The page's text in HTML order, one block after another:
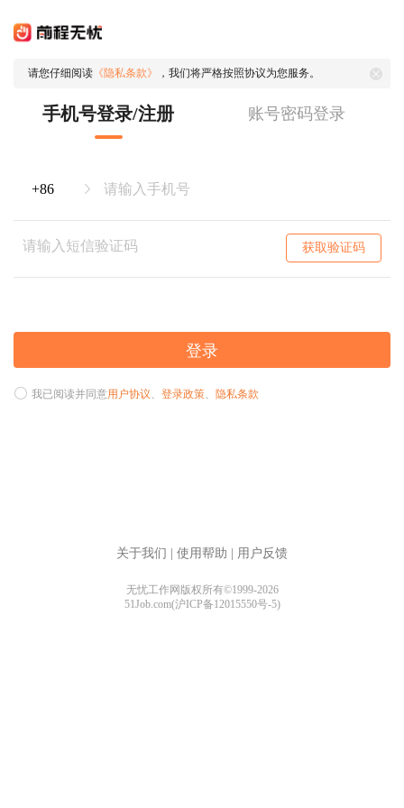
请您仔细阅读 《隐私条款》 ，我们将严格按照协议为您服务。
手机号登录/注册 账号密码登录
获取验证码
登录
我已阅读并同意用户协议、 登录政策、 隐私条款
关于我们 使用帮助 用户反馈
无忧工作网版权所有©1999-2026
51Job.com(沪ICP备12015550号-5)